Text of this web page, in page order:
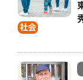
社会